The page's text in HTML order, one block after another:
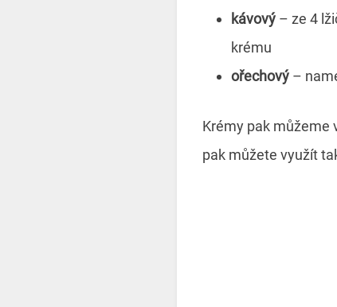
kávový – ze 4
krému
ořechový –
Krémy pak můžeme
pak můžete využít